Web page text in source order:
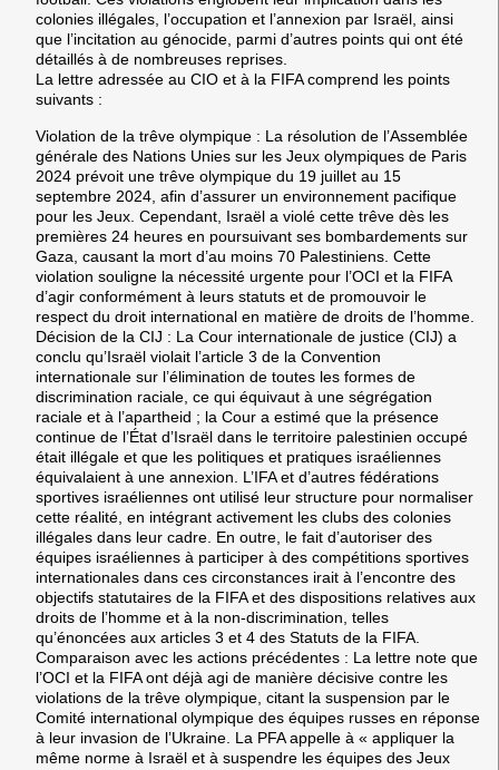
colonies illégales, l’occupation et l’annexion par Israël, ainsi
que l’incitation au génocide, parmi d’autres points qui ont été
détaillés à de nombreuses reprises.
La lettre adressée au CIO et à la FIFA comprend les points
suivants :
Violation de la trêve olympique : La résolution de l’Assemblée
générale des Nations Unies sur les Jeux olympiques de Paris
2024 prévoit une trêve olympique du 19 juillet au 15
septembre 2024, afin d’assurer un environnement pacifique
pour les Jeux. Cependant, Israël a violé cette trêve dès les
premières 24 heures en poursuivant ses bombardements sur
Gaza, causant la mort d’au moins 70 Palestiniens. Cette
violation souligne la nécessité urgente pour l’OCI et la FIFA
d’agir conformément à leurs statuts et de promouvoir le
respect du droit international en matière de droits de l’homme.
Décision de la CIJ : La Cour internationale de justice (CIJ) a
conclu qu’Israël violait l’article 3 de la Convention
internationale sur l’élimination de toutes les formes de
discrimination raciale, ce qui équivaut à une ségrégation
raciale et à l’apartheid ; la Cour a estimé que la présence
continue de l’État d’Israël dans le territoire palestinien occupé
était illégale et que les politiques et pratiques israéliennes
équivalaient à une annexion. L’IFA et d’autres fédérations
sportives israéliennes ont utilisé leur structure pour normaliser
cette réalité, en intégrant activement les clubs des colonies
illégales dans leur cadre. En outre, le fait d’autoriser des
équipes israéliennes à participer à des compétitions sportives
internationales dans ces circonstances irait à l’encontre des
objectifs statutaires de la FIFA et des dispositions relatives aux
droits de l’homme et à la non-discrimination, telles
qu’énoncées aux articles 3 et 4 des Statuts de la FIFA.
Comparaison avec les actions précédentes : La lettre note que
l’OCI et la FIFA ont déjà agi de manière décisive contre les
violations de la trêve olympique, citant la suspension par le
Comité international olympique des équipes russes en réponse
à leur invasion de l’Ukraine. La PFA appelle à « appliquer la
même norme à Israël et à suspendre les équipes des Jeux